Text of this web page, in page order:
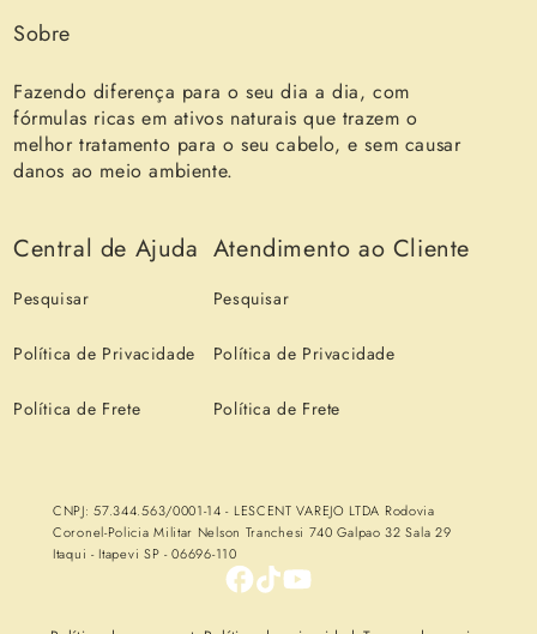
Sobre
Fazendo diferença para o seu dia a dia, com
fórmulas ricas em ativos naturais que trazem o
melhor tratamento para o seu cabelo, e sem causar
danos ao meio ambiente.
Central de Ajuda
Pesquisar
Política de Privacidade
Política de Frete
Atendimento ao Cliente
Pesquisar
Política de Privacidade
Política de Frete
CNPJ: 57.344.563/0001-14 - LESCENT VAREJO LTDA Rodovia
Coronel-Policia Militar Nelson Tranchesi 740 Galpao 32 Sala 29
Itaqui - Itapevi SP - 06696-110